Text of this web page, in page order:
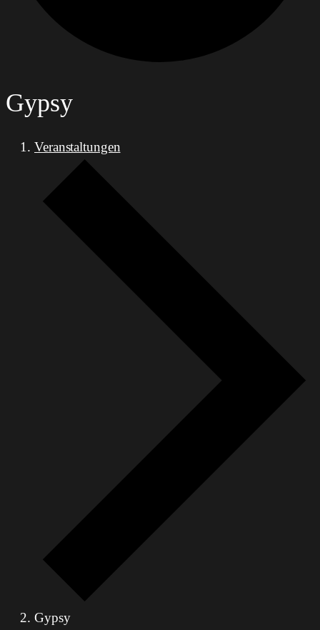
Gypsy
Veranstaltungen
Gypsy